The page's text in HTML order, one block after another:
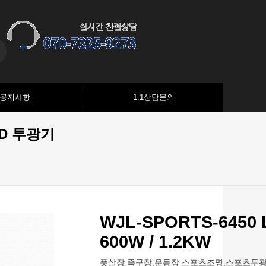
지사항 1:1상담문의
투광기
WJL-SPORTS-6450
600W / 1.2KW
풋살장,족구장,운동장 스포츠조명,스포츠투